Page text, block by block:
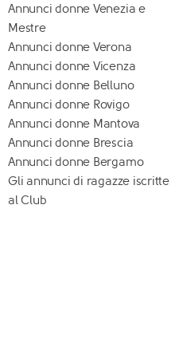
Annunci donne Venezia e
Mestre
Annunci donne Verona
Annunci donne Vicenza
Annunci donne Belluno
Annunci donne Rovigo
Annunci donne Mantova
Annunci donne Brescia
Annunci donne Bergamo
Gli annunci di ragazze iscritte
al Club